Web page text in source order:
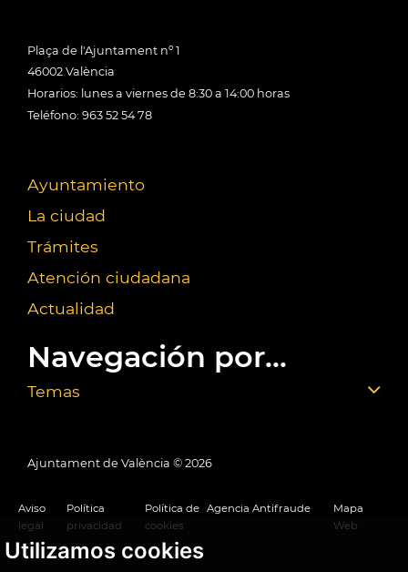
Utilizamos cookies
Plaça de l'Ajuntament nº 1
46002 València
Horarios: lunes a viernes de 8:30 a 14:00 horas
Teléfono: 963 52 54 78
Ayuntamiento
La ciudad
Trámites
Atención ciudadana
Actualidad
Navegación por...
Temas
Ajuntament de València © 2026
Aviso
legal
Política
privacidad
Política de
cookies
Agencia Antifraude
Mapa
Web